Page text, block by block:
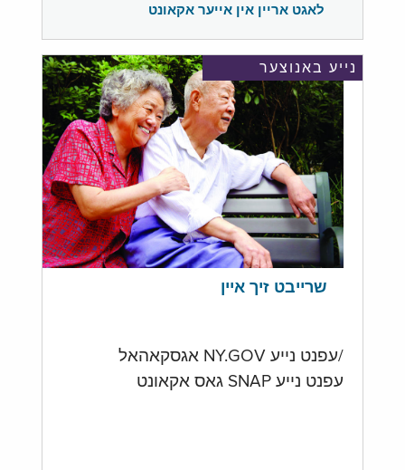
לאגט אריין אין אייער אקאונט
נייע באנוצער
שרייבט זיך איין
/עפנט נייע NY.GOV אגסקאהאל
עפנט נייע SNAP גאס אקאונט